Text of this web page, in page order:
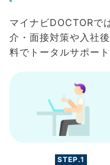
マイナビDOCTORで
介・面接対策や入社
料でトータルサポート
STEP.1